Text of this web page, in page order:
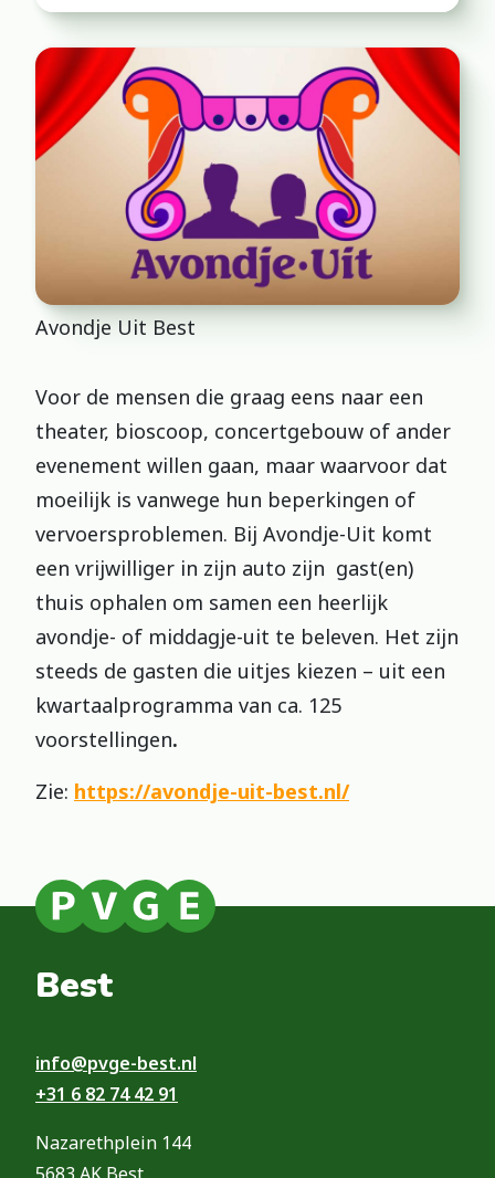
Avondje Uit Best
Voor de mensen die graag eens naar een
theater, bioscoop, concertgebouw of ander
evenement willen gaan, maar waarvoor dat
moeilijk is vanwege hun beperkingen of
vervoersproblemen. Bij Avondje-Uit komt
een vrijwilliger in zijn auto zijn gast(en)
thuis ophalen om samen een heerlijk
avondje- of middagje-uit te beleven. Het zijn
steeds de gasten die uitjes kiezen – uit een
kwartaalprogramma van ca. 125
voorstellingen.
Zie: https://avondje-uit-best.nl/
Best
info@pvge-best.nl
+31 6 82 74 42 91
Nazarethplein 144